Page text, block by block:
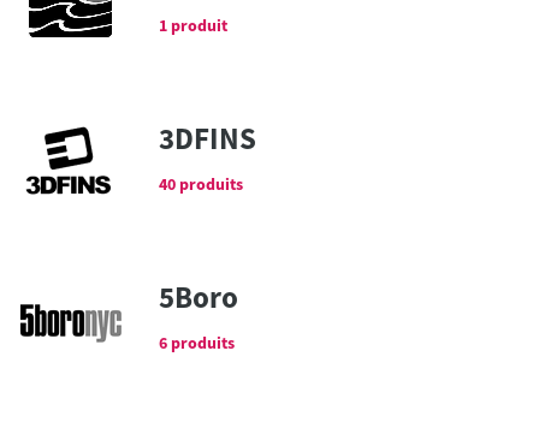
1 produit
3DFINS
40 produits
5Boro
6 produits